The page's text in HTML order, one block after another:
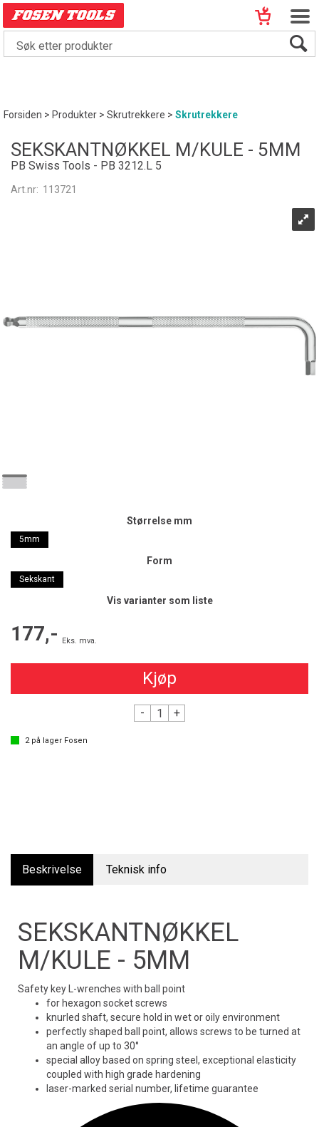
Forsiden>Produkter>Skrutrekkere>Skrutrekkere
SEKSKANTNØKKEL M/KULE - 5MM
PB Swiss Tools - PB 3212.L 5
Art.nr: 113721
Størrelse mm
5mm
Form
Sekskant
Vis varianter som liste
177,- Eks. mva.
Kjøp
- +
2på lager Fosen
Beskrivelse Teknisk info
SEKSKANTNØKKEL
M/KULE - 5MM
Safety key L-wrenches with ball point
for hexagon socket screws
knurled shaft, secure hold in wet or oily environment
perfectly shaped ball point, allows screws to be turned at
an angle of up to 30°
special alloy based on spring steel, exceptional elasticity
coupled with high grade hardening
laser-marked serial number, lifetime guarantee